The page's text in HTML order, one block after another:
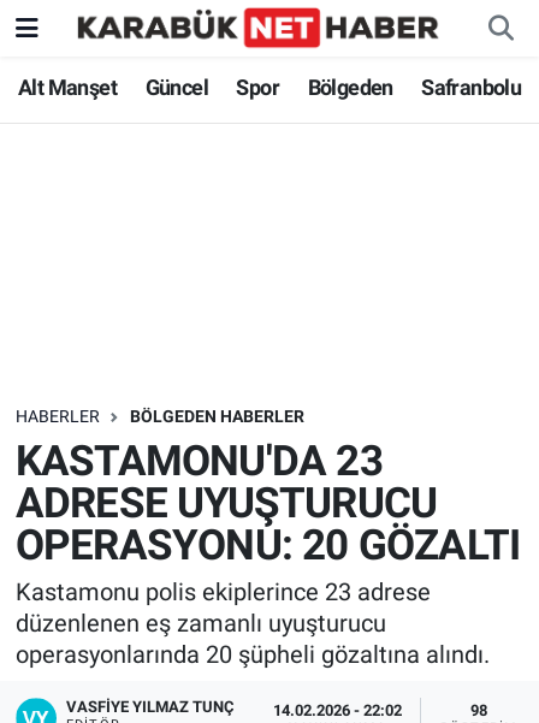
Alt Manşet Güncel Spor Bölgeden Safranbolu
HABERLER BÖLGEDEN HABERLER
KASTAMONU'DA 23
ADRESE UYUŞTURUCU
OPERASYONU: 20 GÖZALTI
Kastamonu polis ekiplerince 23 adrese
düzenlenen eş zamanlı uyuşturucu
operasyonlarında 20 şüpheli gözaltına alındı.
VASFIYE YILMAZ TUNÇ 14.02.2026 - 22:02 98